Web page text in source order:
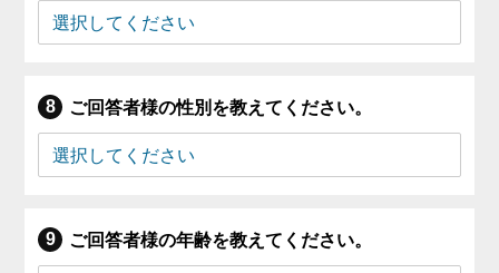
ご回答者様の性別を教えてください。
ご回答者様の年齢を教えてください。